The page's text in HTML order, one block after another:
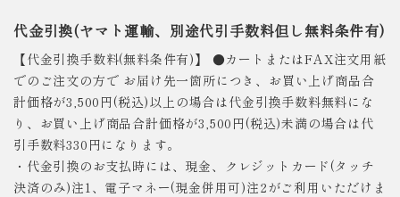
代金引換(ヤマト運輸、別途代引手数料但し無料条件有)
【代金引換手数料(無料条件有)】 ●カートまたはFAX注文用紙
でのご注文の方で お届け先一箇所につき、お買い上げ商品合
計価格が3,500円(税込)以上の場合は代金引換手数料無料にな
り、お買い上げ商品合計価格が3,500円(税込)未満の場合は代
引手数料330円になります。
・代金引換のお支払時には、現金、クレジットカード(タッチ
決済のみ)注1、電子マネー(現金併用可)注2がご利用いただけま